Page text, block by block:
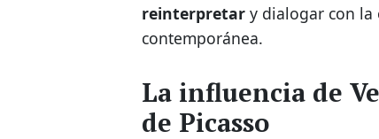
reinterpretar y dialogar con la
contemporánea.
La influencia de
de Picasso